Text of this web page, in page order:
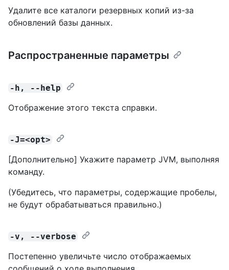
Удалите все каталоги резервных копий из-за
обновлений базы данных.
Распространенные параметры
-h, --help
Отображение этого текста справки.
-J=<opt>
[Дополнительно] Укажите параметр JVM, выполняя
команду.
(Убедитесь, что параметры, содержащие пробелы,
не будут обрабатываться правильно.)
-v, --verbose
Постепенно увеличьте число отображаемых